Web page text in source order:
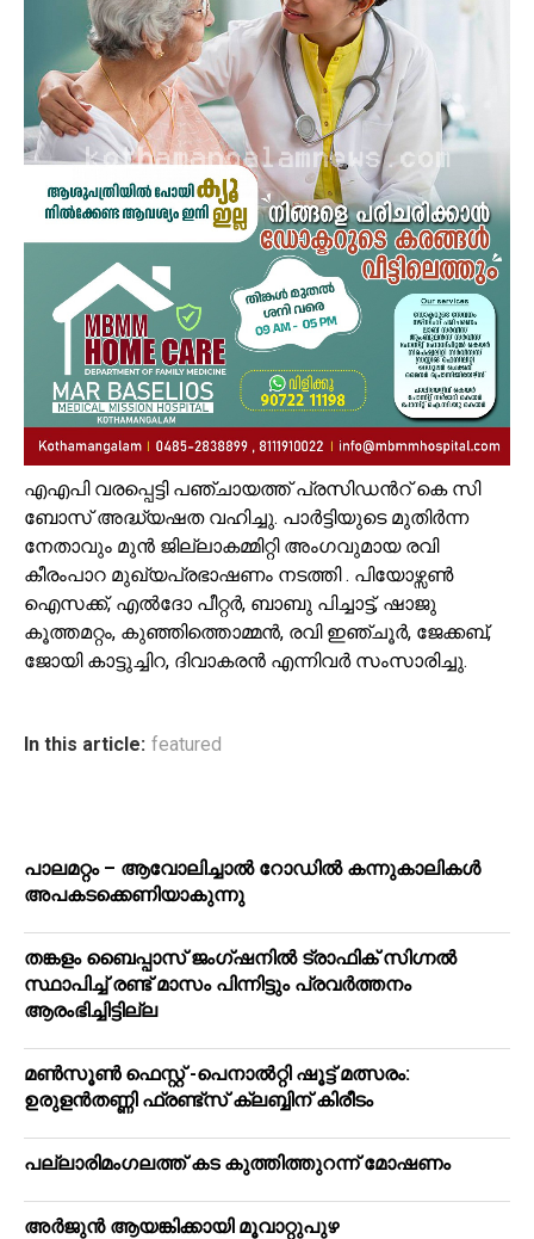
എഎപി വരപ്പെട്ടി പഞ്ചായത്ത് പ്രസിഡൻറ് കെ സി
ബോസ് അദ്ധ്യഷത വഹിച്ചു. പാർട്ടിയുടെ മുതിർന്ന
നേതാവും മുൻ ജില്ലാകമ്മിറ്റി അംഗവുമായ രവി
കീരംപാറ മുഖ്യപ്രഭാഷണം നടത്തി . പിയോഴ്സൺ
ഐസക്ക്, എൽദോ പീറ്റർ, ബാബു പിച്ചാട്ട്, ഷാജു
കൂത്തമറ്റം, കുഞ്ഞിത്തൊമ്മൻ, രവി ഇഞ്ചൂർ, ജേക്കബ്,
ജോയി കാട്ടുച്ചിറ, ദിവാകരൻ എന്നിവർ സംസാരിച്ചു.
In this article: featured
പാലമറ്റം – ആവോലിച്ചാൽ റോഡിൽ കന്നുകാലികൾ
അപകടക്കെണിയാകുന്നു
തങ്കളം ബൈപ്പാസ് ജംഗ്ഷനിൽ ട്രാഫിക് സിഗ്നല്‍
സ്ഥാപിച്ച് രണ്ട് മാസം പിന്നിട്ടും പ്രവർത്തനം
ആരംഭിച്ചിട്ടില്ല
മൺസൂൺ ഫെസ്റ്റ് -പെനാൽറ്റി ഷൂട്ട് മത്സരം:
ഉരുളൻതണ്ണി ഫ്രണ്ട്സ് ക്ലബ്ബിന് കിരീടം
പ​ല്ലാ​രി​മം​ഗ​ല​ത്ത് ക​ട കു​ത്തി​ത്തുറ​ന്ന് മോ​ഷ​ണം
അര്‍ജുന്‍ ആയങ്കിക്കായി മൂവാറ്റുപുഴ